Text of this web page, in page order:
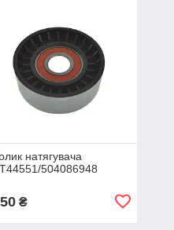
натягувача
504086948
₴